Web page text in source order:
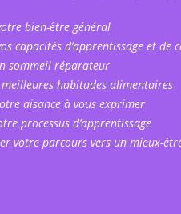
bien-être général
capacités d’apprentissage et de
sommeil réparateur
habitudes alimentaires
aisance à vous exprimer
processus d’apprentissage
votre parcours vers un mieux-